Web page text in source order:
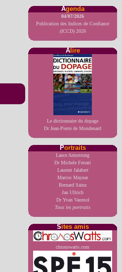
Agenda
04/07/2026
Publication des Indices de Confiance
(ICCD) 2026
Alire
Le dictionnaire du dopage
Dr Jean-Pierre de Mondenard
Portraits
Lance Armstrong
Dr Michele Ferrari
Laurent Jalabert
Marcos Maynar
Bernard Sainz
Jan Ullrich
Dr Yvan Vanmol
Tous les portraits
Sites amis
chronowatts.com